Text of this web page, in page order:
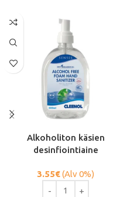
Alkoholiton käsien
desinfiointiaine
3.55€(Alv 0%)